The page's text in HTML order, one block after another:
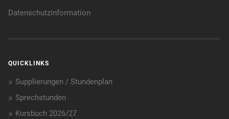
Datenschutzinformation
QUICKLINKS
Supplierungen / Stundenplan
Sprechstunden
Kursbuch 2026/27